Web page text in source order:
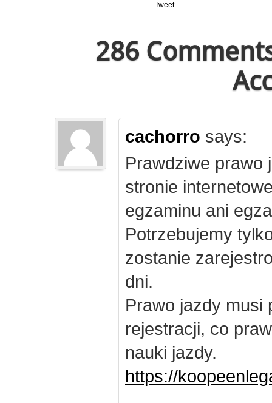
Tweet
286
cachorro says:
Prawdziwe prawo
stronie
egzaminu ani
Potrzebujemy
zostanie
dni.
Prawo jazdy musi
rejestracji, co
nauki jazdy.
https://